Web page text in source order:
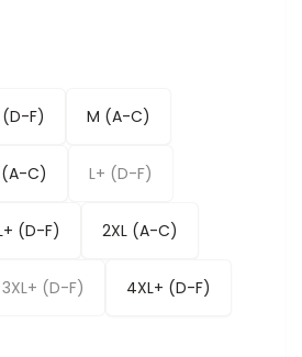
(D-F) M (A-C)
(A-C) L+ (D-F)
(D-F) 2XL (A-C)
3XL+ (D-F) 4XL+ (D-F)